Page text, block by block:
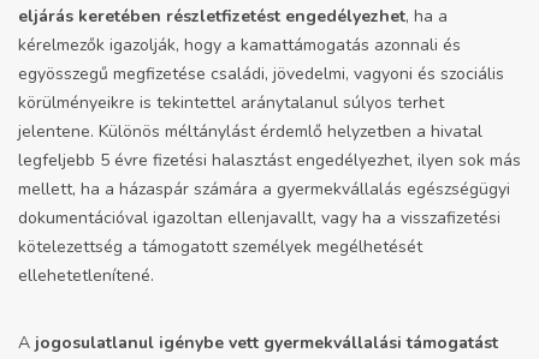
eljárás keretében részletfizetést engedélyezhet, ha a
kérelmezők igazolják, hogy a kamattámogatás azonnali és
egyösszegű megfizetése családi, jövedelmi, vagyoni és szociális
körülményeikre is tekintettel aránytalanul súlyos terhet
jelentene. Különös méltánylást érdemlő helyzetben a hivatal
legfeljebb 5 évre fizetési halasztást engedélyezhet, ilyen sok más
mellett, ha a házaspár számára a gyermekvállalás egészségügyi
dokumentációval igazoltan ellenjavallt, vagy ha a visszafizetési
kötelezettség a támogatott személyek megélhetését
ellehetetlenítené.
A jogosulatlanul igénybe vett gyermekvállalási támogatást